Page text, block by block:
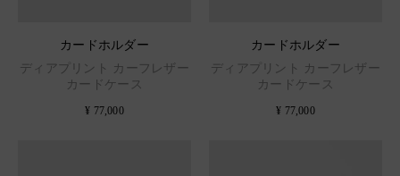
カードホルダー
ディアプリント カーフレザー
カードケース
¥ 77,000
カードホルダー
ディアプリント カーフレザー
カードケース
¥ 77,000